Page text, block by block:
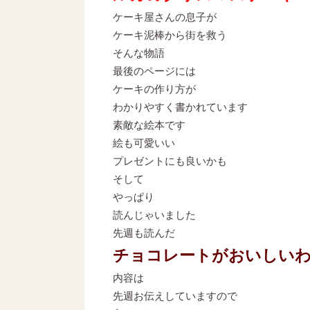
ケーキ屋さんの息子が
ケーキ泥棒から街を救う
そんな物語
最後のページには
ケーキの作り方が
わかりやすく書かれています
素敵な絵本です
絵も可愛いい
プレゼントにも良いかも
そして
やっぱり
読んじゃいました
先週も読んだ
チョコレートがおいしい
内容は
先週お伝えしていますので